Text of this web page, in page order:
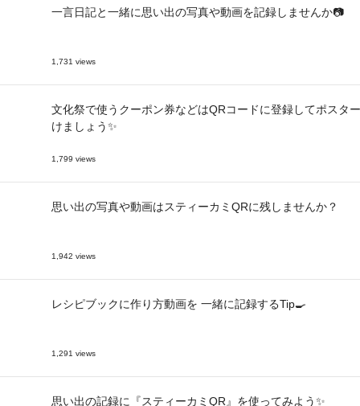
一言日記と一緒に思い出の写真や動画を記録しませんか📷
1,731 views
文化祭で使うクーポン券などはQRコードに登録してポスタ
けましょう✨
1,799 views
思い出の写真や動画はスティーカミQRに残しませんか？
1,942 views
レシピブックに作り方動画を 一緒に記録するTip🍳
1,291 views
思い出の記録に『スティーカミQR』を使ってみよう✨